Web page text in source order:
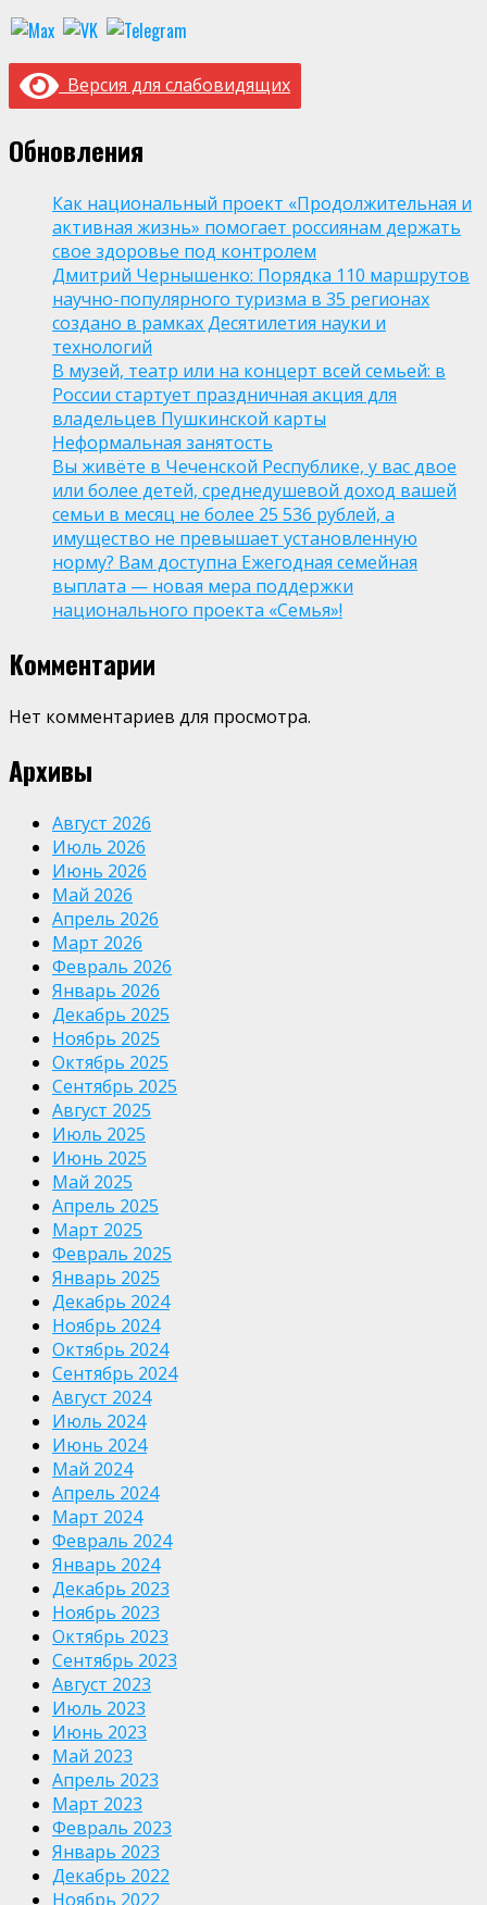
Версия для слабовидящих
Обновления
Как национальный проект «Продолжительная и
активная жизнь» помогает россиянам держать
свое здоровье под контролем
Дмитрий Чернышенко: Порядка 110 маршрутов
научно-популярного туризма в 35 регионах
создано в рамках Десятилетия науки и
технологий
В музей, театр или на концерт всей семьей: в
России стартует праздничная акция для
владельцев Пушкинской карты
Неформальная занятость
Вы живёте в Чеченской Республике, у вас двое
или более детей, среднедушевой доход вашей
семьи в месяц не более 25 536 рублей, а
имущество не превышает установленную
норму? Вам доступна Ежегодная семейная
выплата — новая мера поддержки
национального проекта «Семья»!
Комментарии
Нет комментариев для просмотра.
Архивы
Август 2026
Июль 2026
Июнь 2026
Май 2026
Апрель 2026
Март 2026
Февраль 2026
Январь 2026
Декабрь 2025
Ноябрь 2025
Октябрь 2025
Сентябрь 2025
Август 2025
Июль 2025
Июнь 2025
Май 2025
Апрель 2025
Март 2025
Февраль 2025
Январь 2025
Декабрь 2024
Ноябрь 2024
Октябрь 2024
Сентябрь 2024
Август 2024
Июль 2024
Июнь 2024
Май 2024
Апрель 2024
Март 2024
Февраль 2024
Январь 2024
Декабрь 2023
Ноябрь 2023
Октябрь 2023
Сентябрь 2023
Август 2023
Июль 2023
Июнь 2023
Май 2023
Апрель 2023
Март 2023
Февраль 2023
Январь 2023
Декабрь 2022
Ноябрь 2022